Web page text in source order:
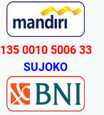
135 0010 5006 33
SUJOKO